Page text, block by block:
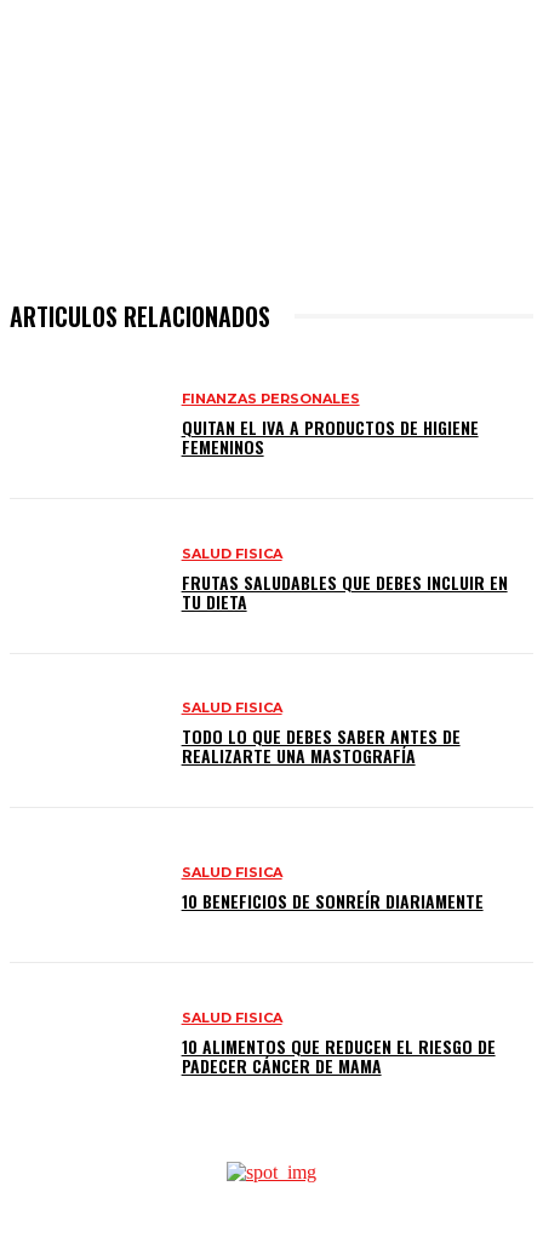
ARTICULOS RELACIONADOS
FINANZAS PERSONALES
QUITAN EL IVA A PRODUCTOS DE HIGIENE
FEMENINOS
SALUD FISICA
FRUTAS SALUDABLES QUE DEBES INCLUIR EN
TU DIETA
SALUD FISICA
TODO LO QUE DEBES SABER ANTES DE
REALIZARTE UNA MASTOGRAFÍA
SALUD FISICA
10 BENEFICIOS DE SONREÍR DIARIAMENTE
SALUD FISICA
10 ALIMENTOS QUE REDUCEN EL RIESGO DE
PADECER CÁNCER DE MAMA